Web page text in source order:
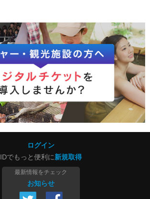
ログイン
IDでもっと便利に新規取得
最新情報をチェック
お知らせ